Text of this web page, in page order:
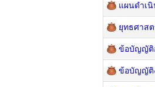
แผนดำเ
ยุทธศาส
ข้อบัญญัติ
ข้อบัญญัติ